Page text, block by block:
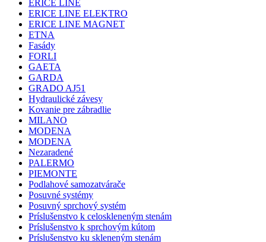
ERICE LINE
ERICE LINE ELEKTRO
ERICE LINE MAGNET
ETNA
Fasády
FORLI
GAETA
GARDA
GRADO AJ51
Hydraulické závesy
Kovanie pre zábradlie
MILANO
MODENA
MODENA
Nezaradené
PALERMO
PIEMONTE
Podlahové samozatvárače
Posuvné systémy
Posuvný sprchový systém
Príslušenstvo k celoskleneným stenám
Príslušenstvo k sprchovým kútom
Príslušenstvo ku skleneným stenám